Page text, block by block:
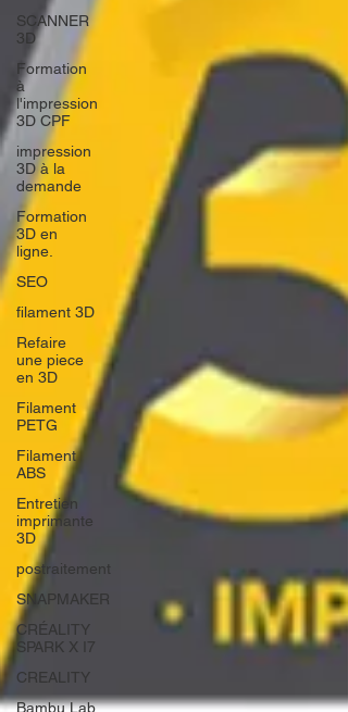
SCANNER
3D
Formation
à
l'impression
3D CPF
impression
3D à la
demande
Formation
3D en
ligne.
SEO
filament 3D
Refaire
une piece
en 3D
Filament
PETG
Filament
ABS
Entretien
imprimante
3D
postraitement
SNAPMAKER
CRÉALITY
SPARK X I7
CREALITY
Bambu Lab